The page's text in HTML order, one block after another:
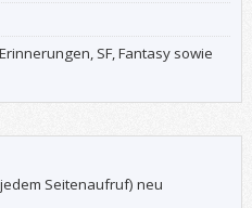
SF, Fantasy sowie
Seitenaufruf) neu